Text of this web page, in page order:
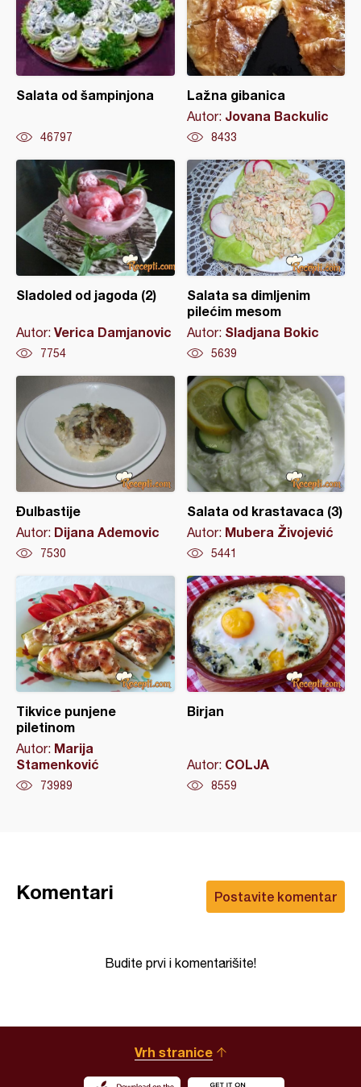
Salata od šampinjona
46797
Lažna gibanica
Autor: Jovana Backulic
8433
Sladoled od jagoda (2)
Autor: Verica Damjanovic
7754
Salata sa dimljenim
pilećim mesom
Autor: Sladjana Bokic
5639
Đulbastije
Autor: Dijana Ademovic
7530
Salata od krastavaca (3)
Autor: Mubera Živojević
5441
Tikvice punjene
piletinom
Autor: Marija
Stamenković
73989
Birjan
Autor: COLJA
8559
Postavite komentar
Komentari
Budite prvi i komentarišite!
Vrh stranice